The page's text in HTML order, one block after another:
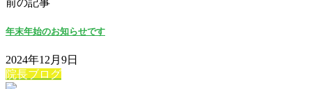
年末年始のお知らせです
2024年12月9日
院長ブログ